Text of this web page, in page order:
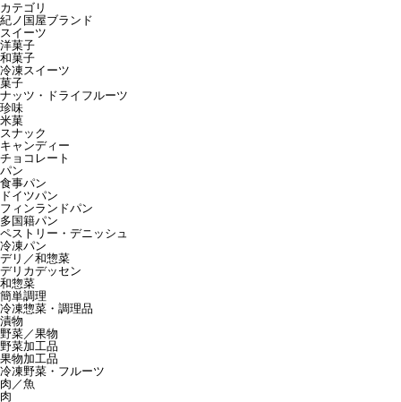
カテゴリ
紀ノ国屋ブランド
スイーツ
洋菓子
和菓子
冷凍スイーツ
菓子
ナッツ・ドライフルーツ
珍味
米菓
スナック
キャンディー
チョコレート
パン
食事パン
ドイツパン
フィンランドパン
多国籍パン
ペストリー・デニッシュ
冷凍パン
デリ／和惣菜
デリカデッセン
和惣菜
簡単調理
冷凍惣菜・調理品
漬物
野菜／果物
野菜加工品
果物加工品
冷凍野菜・フルーツ
肉／魚
肉